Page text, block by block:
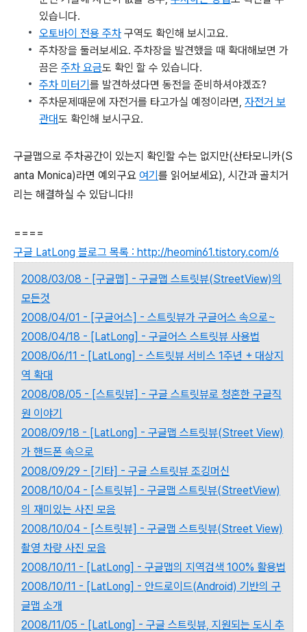
있습니다.
오토바이 전용 주차 구역도 확인해 보시고요.
주차장을 둘러보세요. 주차장을 발견했을 때 확대해보면 가
끔은 주차 요금도 확인 할 수 있습니다.
주차 미터기를 발견하셨다면 동전을 준비하셔야겠죠?
주차문제때문에 자전거를 타고가실 예정이라면, 자전거 보
관대도 확인해 보시구요.
구글맵으로 주차공간이 있는지 확인할 수는 없지만(산타모니카(S
anta Monica)라면 예외구요 여기를 읽어보세요), 시간과 골치거
리는 해결하실 수 있답니다!!
====
구글 LatLong 블로그 목록 : http://heomin61.tistory.com/6
2008/03/08 - [구글맵] - 구글맵 스트릿뷰(StreetView)의
모든것
2008/04/01 - [구글어스] - 스트릿뷰가 구글어스 속으로~
2008/04/18 - [LatLong] - 구글어스 스트릿뷰 사용법
2008/06/11 - [LatLong] - 스트릿뷰 서비스 1주년 + 대상지
역 확대
2008/08/05 - [스트릿뷰] - 구글 스트릿뷰로 청혼한 구글직
원 이야기
2008/09/18 - [LatLong] - 구글맵 스트릿뷰(Street View)
가 핸드폰 속으로
2008/09/29 - [기타] - 구글 스트릿뷰 조깅머신
2008/10/04 - [스트릿뷰] - 구글맵 스트릿뷰(StreetView)
의 재미있는 사진 모음
2008/10/04 - [스트릿뷰] - 구글맵 스트릿뷰(Street View)
촬영 차량 사진 모음
2008/10/11 - [LatLong] - 구글맵의 지역검색 100% 활용법
2008/10/11 - [LatLong] - 안드로이드(Android) 기반의 구
글맵 소개
2008/11/05 - [LatLong] - 구글 스트릿뷰, 지원되는 도시 추